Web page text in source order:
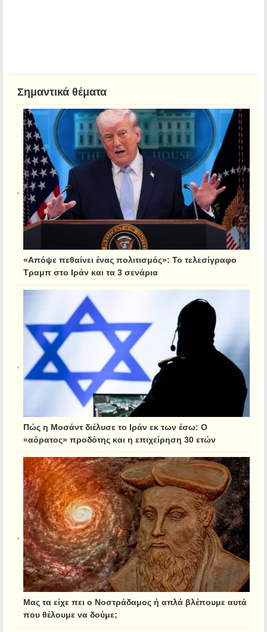
Σημαντικά θέματα
«Απόψε πεθαίνει ένας πολιτισμός»: Το τελεσίγραφο
Τραμπ στο Ιράν και τα 3 σενάρια
Πώς η Μοσάντ διέλυσε το Ιράν εκ των έσω: Ο
«αόρατος» προδότης και η επιχείρηση 30 ετών
Μας τα είχε πει ο Νοστράδαμος ή απλά βλέπουμε αυτά
που θέλουμε να δούμε;